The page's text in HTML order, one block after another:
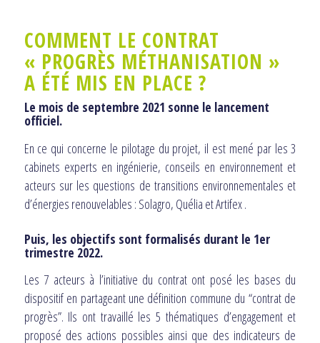
COMMENT LE CONTRAT
« PROGRÈS MÉTHANISATION »
A ÉTÉ MIS EN PLACE ?
Le mois de septembre 2021 sonne le lancement
officiel.
En ce qui concerne le pilotage du projet, il est mené par les 3
cabinets experts en ingénierie, conseils en environnement et
acteurs sur les questions de transitions environnementales et
d’énergies renouvelables : Solagro, Quélia et Artifex .
Puis, les objectifs sont formalisés durant le 1er
trimestre 2022.
Les 7 acteurs à l’initiative du contrat ont posé les bases du
dispositif en partageant une définition commune du “contrat de
progrès”. Ils ont travaillé les 5 thématiques d’engagement et
proposé des actions possibles ainsi que des indicateurs de